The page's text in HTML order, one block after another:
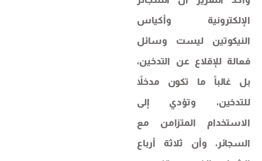
الإلكترونية وأكياس
النيكوتين ليست وسائل
فعالة للإقلاع عن التدخين،
بل غالباً ما تكون مدخلاً
للتدخين، وتؤدي إلى
الاستخدام المتزامن مع
السجائر، وأن ثلاثة أرباع